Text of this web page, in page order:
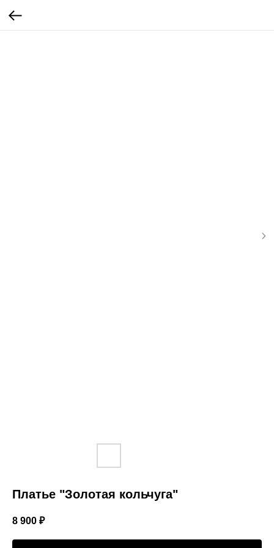
Платье "Золотая кольчуга"
8 900 ₽